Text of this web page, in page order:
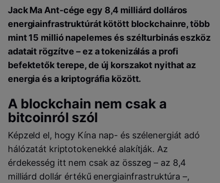
Jack Ma Ant-cége egy 8,4 milliárd dolláros
energiainfrastruktúrát kötött blockchainre, több
mint 15 millió napelemes és szélturbinás eszköz
adatait rögzítve – ez a tokenizálás a profi
befektetők terepe, de új korszakot nyithat az
energia és a kriptográfia között.
A blockchain nem csak a
bitcoinról szól
Képzeld el, hogy Kína nap- és szélenergiát adó
hálózatát kriptotokenekké alakítják. Az
érdekesség itt nem csak az összeg – az 8,4
milliárd dollár értékű energiainfrastruktúra –,